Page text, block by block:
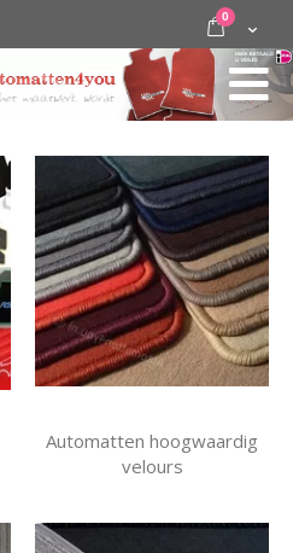
Cart
0 items
Automatten hoogwaardig
velours